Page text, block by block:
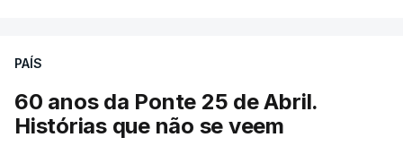
PAÍS
60 anos da Ponte 25 de Abril.
Histórias que não se veem